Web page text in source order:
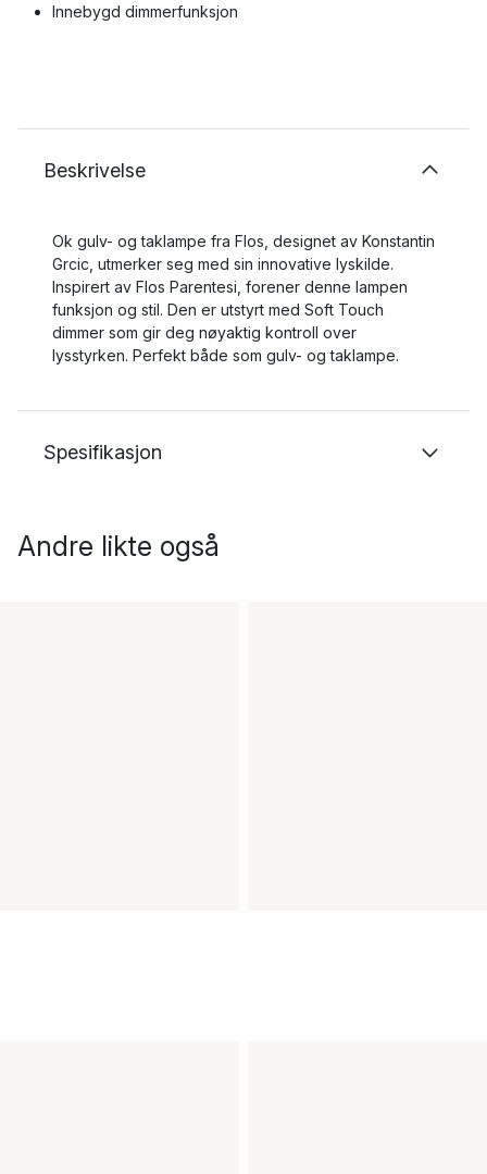
Innebygd dimmerfunksjon
Beskrivelse
Ok gulv- og taklampe fra Flos, designet av Konstantin
Grcic, utmerker seg med sin innovative lyskilde.
Inspirert av Flos Parentesi, forener denne lampen
funksjon og stil. Den er utstyrt med Soft Touch
dimmer som gir deg nøyaktig kontroll over
lysstyrken. Perfekt både som gulv- og taklampe.
Spesifikasjon
Andre likte også